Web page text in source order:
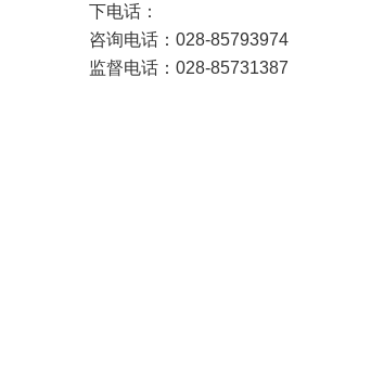
下电话：
咨询电话：028-85793974
监督电话：028-85731387